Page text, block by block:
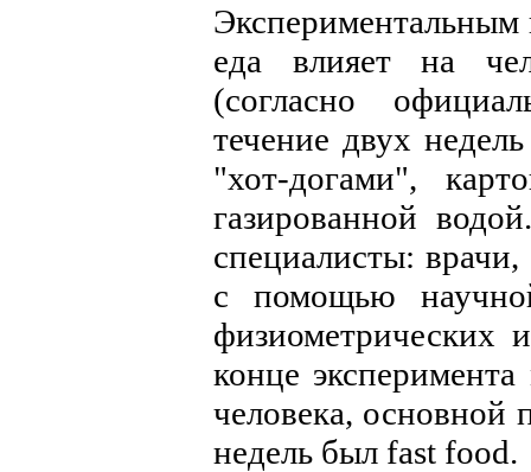
еда влияет на
(согласно
течение двух
"хот-догами",
газированной
специалисты:
с помощью
физиометрических
конце
человека, основной
недель был fast food.